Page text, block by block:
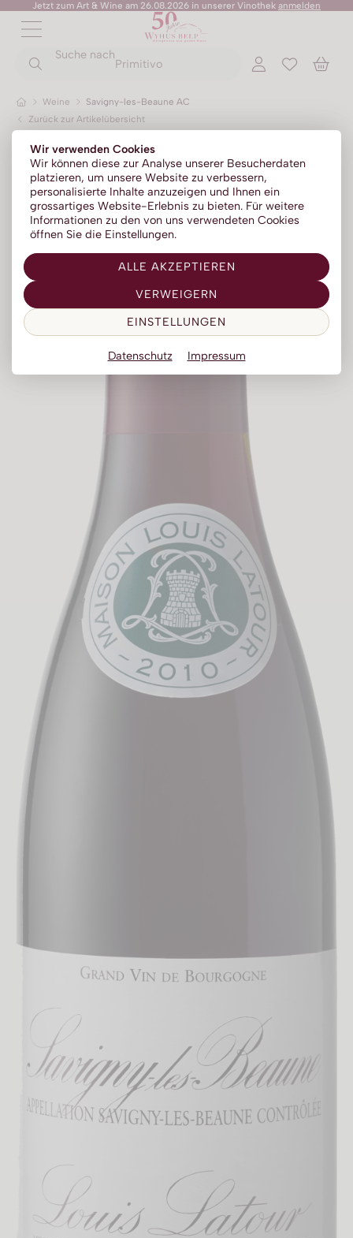
Wir verwenden Cookies
Wir können diese zur Analyse unserer Besucherdaten
platzieren, um unsere Website zu verbessern,
personalisierte Inhalte anzuzeigen und Ihnen ein
grossartiges Website-Erlebnis zu bieten. Für weitere
Informationen zu den von uns verwendeten Cookies
öffnen Sie die Einstellungen.
ALLE AKZEPTIEREN
VERWEIGERN
EINSTELLUNGEN
Datenschutz Impressum
Jetzt zum Art & Wine am 26.08.2026 in unserer Vinothek anmelden
Suche nach
Primitivo
Weine
Savigny-les-Beaune AC
Zurück zur Artikelübersicht
ZURÜCK
Champagner
Prosecco
Franciacorta
Sparkling
Méthode traditionelle
ZURÜCK
Portwein
Absinth
Aperitif | Bitter
Calvados
Cognac | Armagnac
Gin
Grappa | Tresterbrand
Likör
Obstbrand
ZURÜCK
No Alc - Sparkling
No Alc - Stillwein
No Alc - Aperitif
No Alc - RTD Mixgetränke
Low Alc - Sparkling
Low Alc - Stillwein
ZURÜCK
Sommer-Sale
ZURÜCK
Senza Parole
Kylie Minogue Wines
Elton John Zero
AZZERIO
Tosone
Mavrio
Silentium